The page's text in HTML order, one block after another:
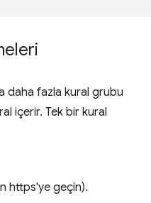
daha fazla kural grubu
içerir. Tek bir kural
https'ye geçin).